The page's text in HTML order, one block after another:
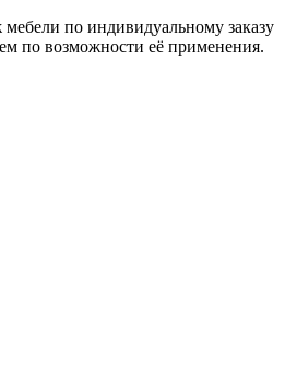
по индивидуальному заказу
по возможности её применения.